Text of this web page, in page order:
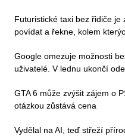
Futuristické taxi bez řidiče
povídat a řekne, kolem
Google omezuje možnosti
uživatelé. V lednu ukončí
GTA 6 může zvýšit zájem o
otázkou zůstává cena
Vydělal na AI, teď střeží